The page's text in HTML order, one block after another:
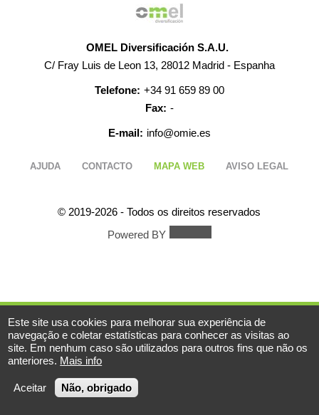
OMEL Diversificación S.A.U.
C/ Fray Luis de Leon 13, 28012 Madrid - Espanha
Telefone: +34 91 659 89 00
Fax: -
E-mail: info@omie.es
© 2019-2026 - Todos os direitos reservados
AJUDA CONTACTO MAPA WEB AVISO LEGAL
Powered BY
Este site usa cookies para melhorar sua experiência de
navegação e coletar estatísticas para conhecer as visitas ao
site. Em nenhum caso são utilizados para outros fins que não os
anteriores. Mais info
Aceitar Não, obrigado